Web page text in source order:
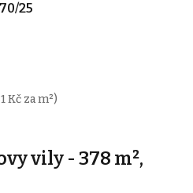
25
Kč za m²)
vily - 378 m²,